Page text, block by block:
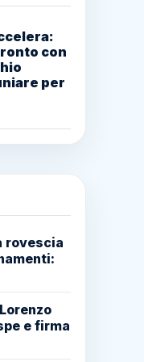
con
per
rovescia
e firma